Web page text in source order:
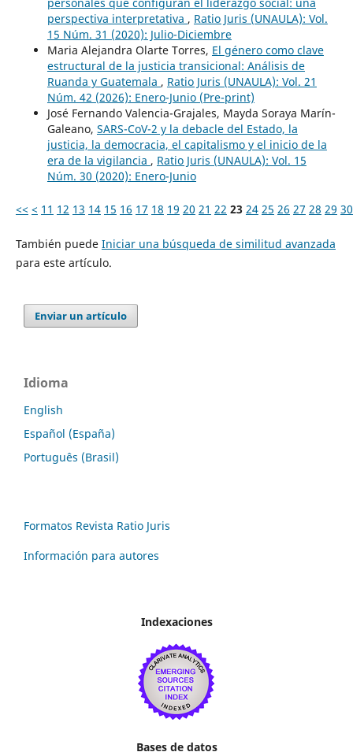
perspectiva interpretativa , Ratio Juris (UNAULA): Vol.
15 Núm. 31 (2020): Julio-Diciembre
Maria Alejandra Olarte Torres, El género como clave
estructural de la justicia transicional: Análisis de
Ruanda y Guatemala , Ratio Juris (UNAULA): Vol. 21
Núm. 42 (2026): Enero-Junio (Pre-print)
José Fernando Valencia-Grajales, Mayda Soraya Marín-
Galeano, SARS-CoV-2 y la debacle del Estado, la
justicia, la democracia, el capitalismo y el inicio de la
era de la vigilancia , Ratio Juris (UNAULA): Vol. 15
Núm. 30 (2020): Enero-Junio
<< < 11 12 13 14 15 16 17 18 19 20 21 22 23 24 25 26 27 28 29 30
También puede Iniciar una búsqueda de similitud avanzada
para este artículo.
Enviar un artículo
Idioma
English
Español (España)
Português (Brasil)
Formatos Revista Ratio Juris
Información para autores
Indexaciones
Bases de datos